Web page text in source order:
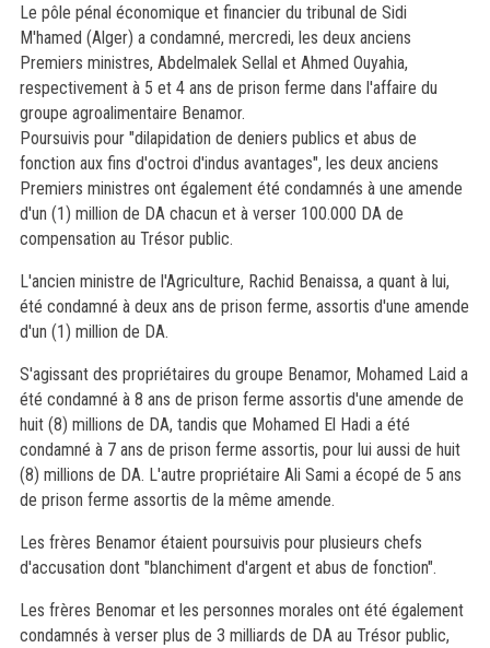
Le pôle pénal économique et financier du tribunal de Sidi
M'hamed (Alger) a condamné, mercredi, les deux anciens
Premiers ministres, Abdelmalek Sellal et Ahmed Ouyahia,
respectivement à 5 et 4 ans de prison ferme dans l'affaire du
groupe agroalimentaire Benamor.
Poursuivis pour "dilapidation de deniers publics et abus de
fonction aux fins d'octroi d'indus avantages", les deux anciens
Premiers ministres ont également été condamnés à une amende
d'un (1) million de DA chacun et à verser 100.000 DA de
compensation au Trésor public.
L'ancien ministre de l'Agriculture, Rachid Benaissa, a quant à lui,
été condamné à deux ans de prison ferme, assortis d'une amende
d'un (1) million de DA.
S'agissant des propriétaires du groupe Benamor, Mohamed Laid a
été condamné à 8 ans de prison ferme assortis d'une amende de
huit (8) millions de DA, tandis que Mohamed El Hadi a été
condamné à 7 ans de prison ferme assortis, pour lui aussi de huit
(8) millions de DA. L'autre propriétaire Ali Sami a écopé de 5 ans
de prison ferme assortis de la même amende.
Les frères Benamor étaient poursuivis pour plusieurs chefs
d'accusation dont "blanchiment d'argent et abus de fonction".
Les frères Benomar et les personnes morales ont été également
condamnés à verser plus de 3 milliards de DA au Trésor public,